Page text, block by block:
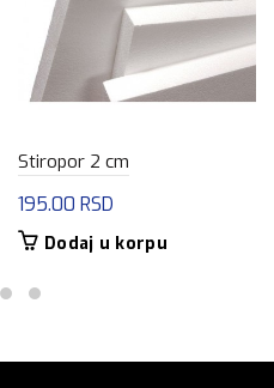
Stiropor 2 cm
195.00 RSD
Dodaj u korpu